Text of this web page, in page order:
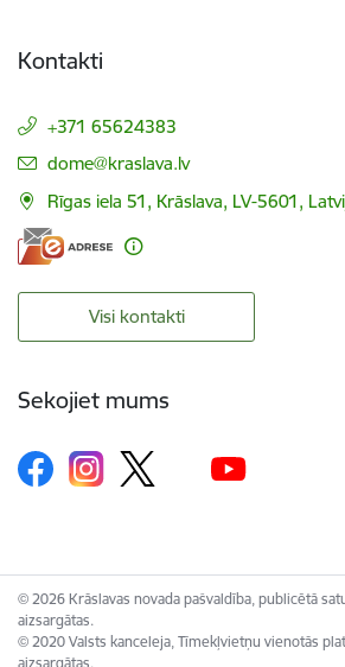
Kontakti
+371 65624383
E-pasts:
dome@kraslava.lv
Rīgas iela 51, Krāslava, LV-5601,
Visi kontakti
Sekojiet mums
© 2026 Krāslavas novada pašvaldība, publicētā
aizsargātas.
© 2020 Valsts kanceleja, Tīmekļvietņu vienotās
aizsargātas.